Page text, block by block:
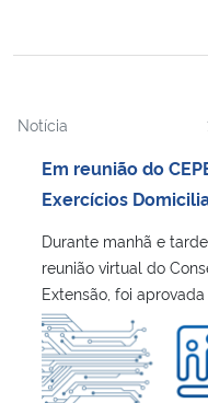
Notícia
Em reunião do
Exercícios
Durante manhã e
reunião virtual do
Extensão, foi